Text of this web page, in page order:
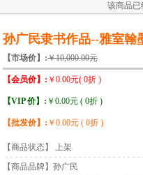
该商品已
孙广民隶书作品--雅室翰
【市场价】:￥10,000.00元
【会员价】: ￥0.00元( 0折 )
【VIP 价】: ￥0.00元 ( 0折 )
【批发价】: ￥0.00元 ( 0折 )
【商品状态】 上架
【商品品牌】孙广民